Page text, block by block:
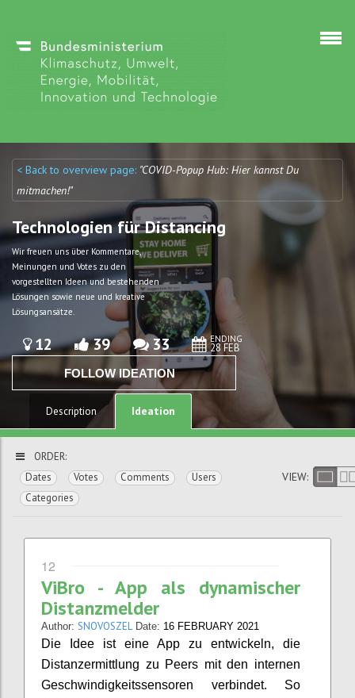
Discuto
Discuto
< Back to overview page: "COVID-Popup Hub: Hier kannst Du
mitmachen!"
Technologien für Distancing
Wir freuen uns über Kommentare,
Meinungen und Votes zu den
vorgestellten Ideen und bestehenden
Lösungen sowie neue und kreative
Lösungsansätze.
12 39 33 ENDING
28 FEB
FOLLOW IDEATION
Description Ideation
ORDER:
Dates
Votes Comments
Users
Categories
VIEW:
12
ViBro - App als dynamischer
Distanzmelder
Author: SNOVOSZEL Date: 16 FEBRUARY 2021
Die Idee ist eine App zu entwickeln, die
Distanzermittlung zu Peers mit den internen
Geschwindigkeitssensoren verbindet. So